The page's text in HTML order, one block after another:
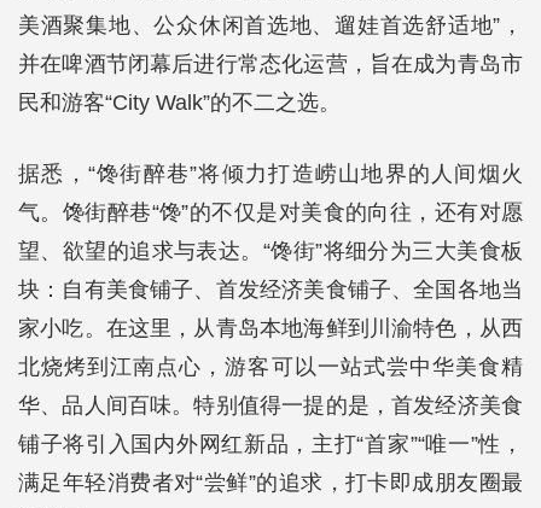
美酒聚集地、公众休闲首选地、遛娃首选舒适地”，
并在啤酒节闭幕后进行常态化运营，旨在成为青岛市
民和游客“City Walk”的不二之选。
据悉，“馋街醉巷”将倾力打造崂山地界的人间烟火
气。馋街醉巷“馋”的不仅是对美食的向往，还有对愿
望、欲望的追求与表达。“馋街”将细分为三大美食板
块：自有美食铺子、首发经济美食铺子、全国各地当
家小吃。在这里，从青岛本地海鲜到川渝特色，从西
北烧烤到江南点心，游客可以一站式尝中华美食精
华、品人间百味。特别值得一提的是，首发经济美食
铺子将引入国内外网红新品，主打“首家”“唯一”性，
满足年轻消费者对“尝鲜”的追求，打卡即成朋友圈最